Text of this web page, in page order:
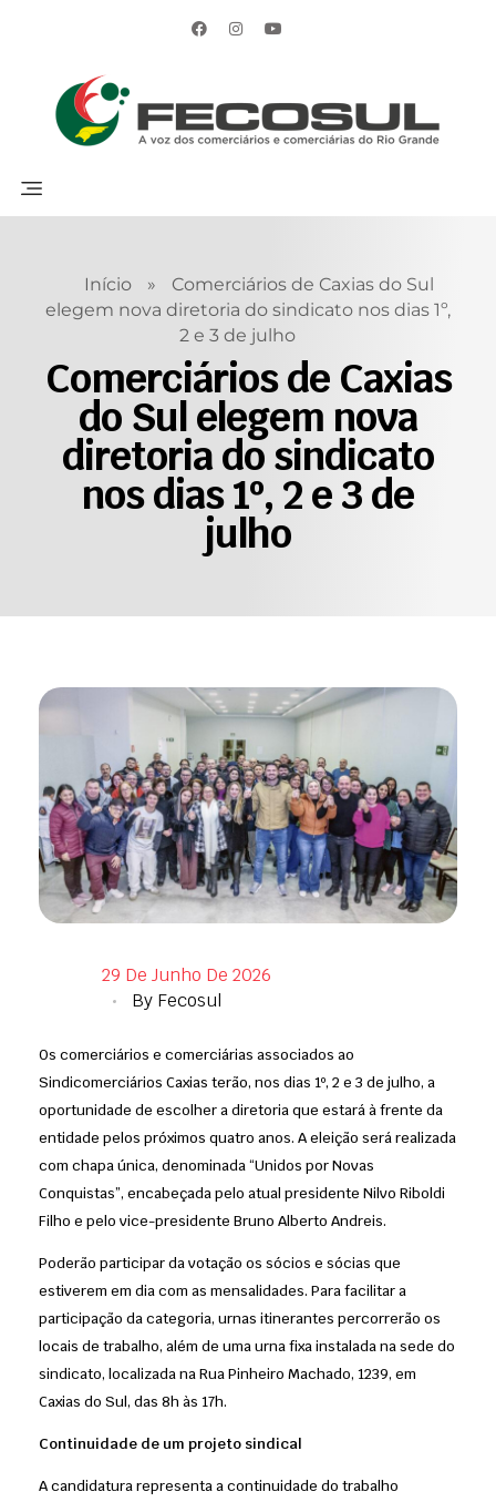
Início »
Comerciários de Caxias do Sul
elegem nova diretoria do sindicato nos dias 1º,
2 e 3 de julho
Comerciários de Caxias
do Sul elegem nova
diretoria do sindicato
nos dias 1º, 2 e 3 de
julho
29 De Junho De 2026
By Fecosul
Os comerciários e comerciárias associados ao
Sindicomerciários Caxias terão, nos dias 1º, 2 e 3 de julho, a
oportunidade de escolher a diretoria que estará à frente da
entidade pelos próximos quatro anos. A eleição será realizada
com chapa única, denominada “Unidos por Novas
Conquistas”, encabeçada pelo atual presidente Nilvo Riboldi
Filho e pelo vice-presidente Bruno Alberto Andreis.
Poderão participar da votação os sócios e sócias que
estiverem em dia com as mensalidades. Para facilitar a
participação da categoria, urnas itinerantes percorrerão os
locais de trabalho, além de uma urna fixa instalada na sede do
sindicato, localizada na Rua Pinheiro Machado, 1239, em
Caxias do Sul, das 8h às 17h.
Continuidade de um projeto sindical
A candidatura representa a continuidade do trabalho